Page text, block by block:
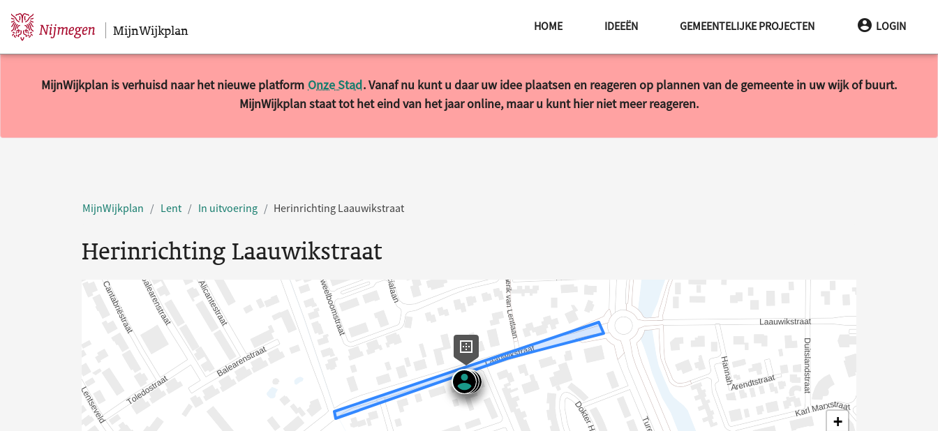
Sla navigatie over MijnWijkplan HOME IDEEËN GEMEENTELIJKE PROJECTEN LOGIN
MijnWijkplan is verhuisd naar het nieuwe platform Onze Stad. Vanaf nu kunt u daar uw idee plaatsen en reageren op plannen van de gemeente in uw wijk of buurt.
MijnWijkplan staat tot het eind van het jaar online, maar u kunt hier niet meer reageren.
MijnWijkplan Lent In uitvoering Herinrichting Laauwikstraat
Herinrichting Laauwikstraat
+